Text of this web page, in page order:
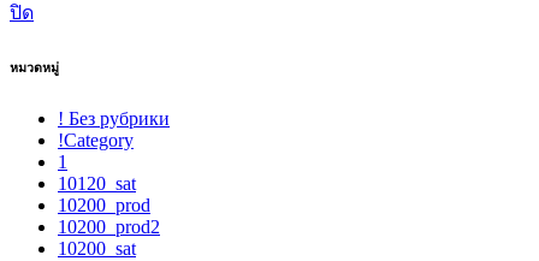
ปิด
หมวดหมู่
! Без рубрики
!Category
1
10120_sat
10200_prod
10200_prod2
10200_sat